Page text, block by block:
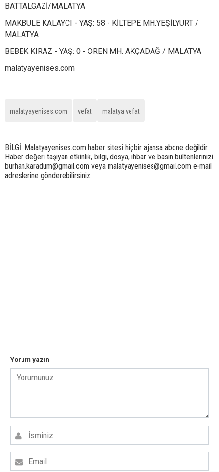
BATTALGAZİ/MALATYA
MAKBULE KALAYCI - YAŞ: 58 - KİLTEPE MH.YEŞİLYURT /
MALATYA
BEBEK KIRAZ - YAŞ: 0 - ÖREN MH. AKÇADAĞ / MALATYA
malatyayenises.com
malatyayenises.com vefat malatya vefat
BİLGİ: Malatyayenises.com haber sitesi hiçbir ajansa abone değildir.
Haber değeri taşıyan etkinlik, bilgi, dosya, ihbar ve basın bültenlerinizi
burhan.karadum@gmail.com veya malatyayenises@gmail.com e-mail
adreslerine gönderebilirsiniz.
Yorum yazın